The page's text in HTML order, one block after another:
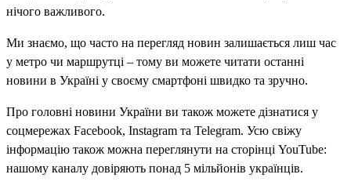
нічого важливого.
Ми знаємо, що часто на перегляд новин залишається лиш час
у метро чи маршрутці – тому ви можете читати останні
новини в Україні у своєму смартфоні швидко та зручно.
Про головні новини України ви також можете дізнатися у
соцмережах Facebook, Instagram та Telegram. Усю свіжу
інформацію також можна переглянути на сторінці YouTube:
нашому каналу довіряють понад 5 мільйонів українців.